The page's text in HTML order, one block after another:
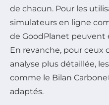
de chacun. Pour les
simulateurs en ligne
de GoodPlanet peuvent
En revanche, pour ceux
analyse plus détaillée,
comme le Bilan
adaptés.